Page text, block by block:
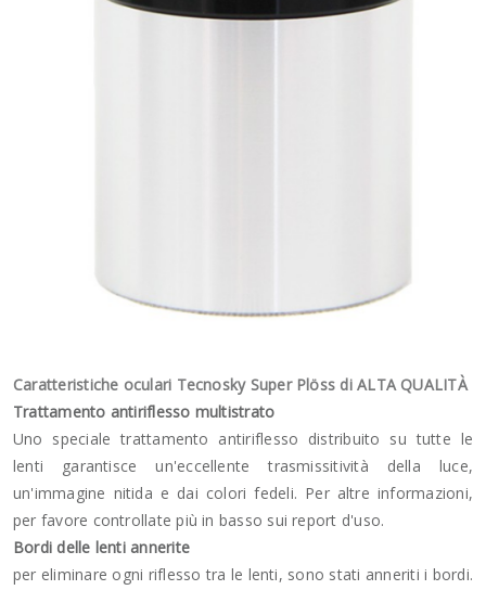
Caratteristiche oculari Tecnosky Super Plöss di ALTA QUALITÀ
Trattamento antiriflesso multistrato
Uno speciale trattamento antiriflesso distribuito su tutte le
lenti garantisce un'eccellente trasmissitività della luce,
un'immagine nitida e dai colori fedeli. Per altre informazioni,
per favore controllate più in basso sui report d'uso.
Bordi delle lenti annerite
per eliminare ogni riflesso tra le lenti, sono stati anneriti i bordi.